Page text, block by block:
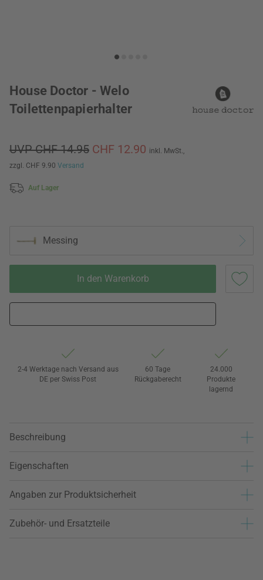
House Doctor - Welo
Toilettenpapierhalter
UVP CHF 14.95 CHF 12.90 inkl. MwSt.,
zzgl. CHF 9.90 Versand
Auf Lager
Messing
In den Warenkorb
2-4 Werktage nach Versand aus
DE per Swiss Post
60 Tage
Rückgaberecht
24.000
Produkte
lagernd
Beschreibung
Eigenschaften
Angaben zur Produktsicherheit
Zubehör- und Ersatzteile